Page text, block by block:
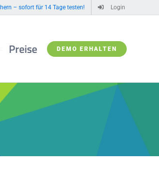
– sofort für 14 Tage testen! Login
Preise DEMO ERHALTEN